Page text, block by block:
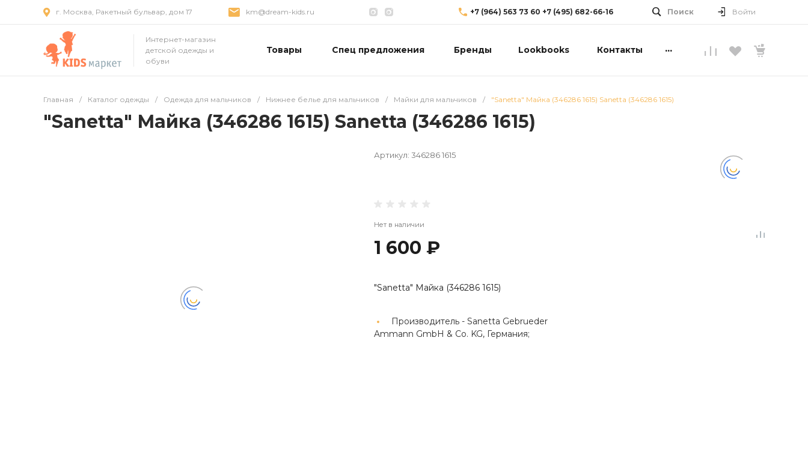
г. Москва, Ракетный бульвар, дом 17 km@dream-kids.ru +7 (964) 563 73 60 +7 (495) 682-66-16 Поиск Войти
Интернет-магазин
детской одежды и
обуви
Товары Спец предложения Бренды Lookbooks Контакты ...
Главная / Каталог одежды / Одежда для мальчиков / Нижнее белье для мальчиков / Майки для мальчиков / "Sanetta" Майка (346286 1615) Sanetta (346286 1615)
"Sanetta" Майка (346286 1615) Sanetta (346286 1615)
Артикул: 346286 1615
Нет в наличии
1 600 ₽
"Sanetta" Майка (346286 1615)
Производитель - Sanetta Gebrueder
Ammann GmbH & Co. KG, Германия;